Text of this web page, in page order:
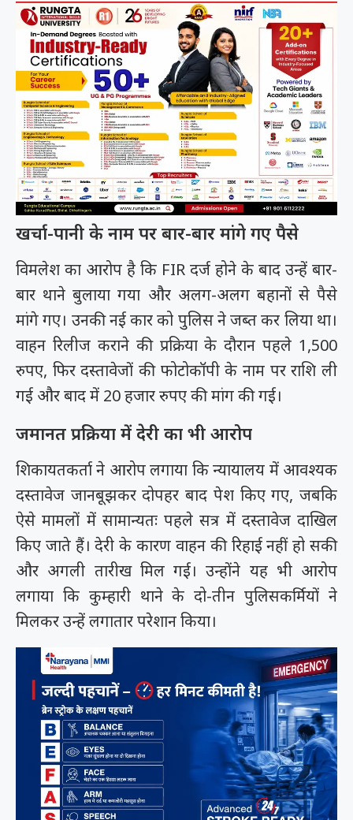
खर्चा-पानी के नाम पर बार-बार मांगे गए पैसे
विमलेश का आरोप है कि FIR दर्ज होने के बाद उन्हें बार-
बार थाने बुलाया गया और अलग-अलग बहानों से पैसे
मांगे गए। उनकी नई कार को पुलिस ने जब्त कर लिया था।
वाहन रिलीज कराने की प्रक्रिया के दौरान पहले 1,500
रुपए, फिर दस्तावेजों की फोटोकॉपी के नाम पर राशि ली
गई और बाद में 20 हजार रुपए की मांग की गई।
जमानत प्रक्रिया में देरी का भी आरोप
शिकायतकर्ता ने आरोप लगाया कि न्यायालय में आवश्यक
दस्तावेज जानबूझकर दोपहर बाद पेश किए गए, जबकि
ऐसे मामलों में सामान्यतः पहले सत्र में दस्तावेज दाखिल
किए जाते हैं। देरी के कारण वाहन की रिहाई नहीं हो सकी
और अगली तारीख मिल गई। उन्होंने यह भी आरोप
लगाया कि कुम्हारी थाने के दो-तीन पुलिसकर्मियों ने
मिलकर उन्हें लगातार परेशान किया।